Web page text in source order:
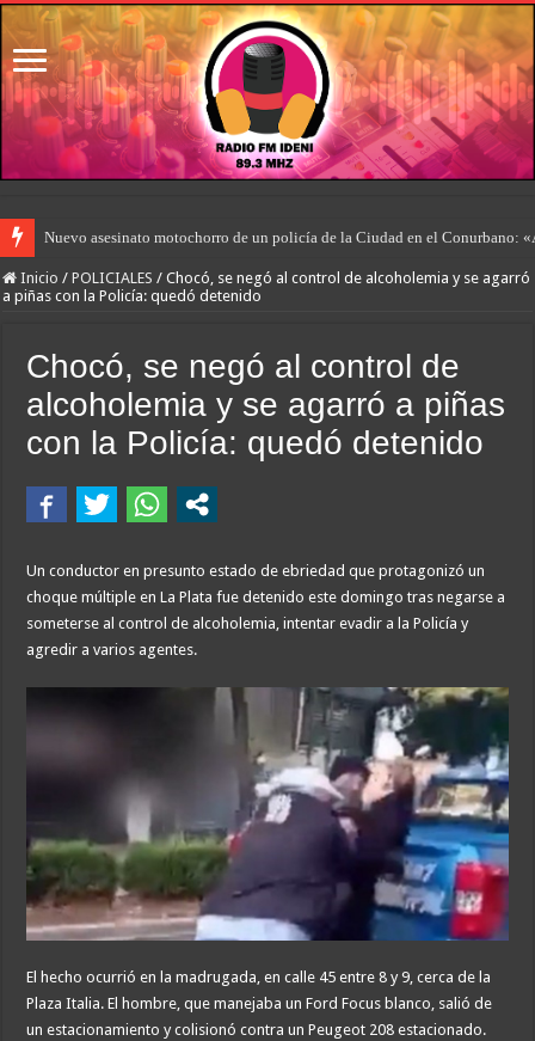
Nuevo asesinato motochorro de un policía de la Ciudad en el Conurbano:
Inicio / POLICIALES / Chocó, se negó al control de alcoholemia y se agarró
a piñas con la Policía: quedó detenido
Chocó, se negó al control de
alcoholemia y se agarró a piñas
con la Policía: quedó detenido
Un conductor en presunto estado de ebriedad que protagonizó un
choque múltiple en La Plata fue detenido este domingo tras negarse a
someterse al control de alcoholemia, intentar evadir a la Policía y
agredir a varios agentes.
El hecho ocurrió en la madrugada, en calle 45 entre 8 y 9, cerca de la
Plaza Italia. El hombre, que manejaba un Ford Focus blanco, salió de
un estacionamiento y colisionó contra un Peugeot 208 estacionado.